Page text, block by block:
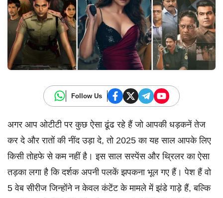
Follow Us
अगर आप ओटीटी पर कुछ ऐसा ढूंढ रहे हैं जो आपकी धड़कनें तेज
कर दे और रातों की नींद उड़ा दे, तो 2025 का यह साल आपके लिए
किसी तोहफे से कम नहीं है। इस साल सस्पेंस और थ्रिलर का ऐसा
तड़का लगा है कि दर्शक अपनी पलकें झपकना भूल गए हैं। पेश हैं वो
5 वेब सीरीज जिन्होंने न केवल कंटेंट के मामले में झंडे गाड़े हैं, बल्कि